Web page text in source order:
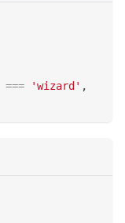
=== 'wizard' ,